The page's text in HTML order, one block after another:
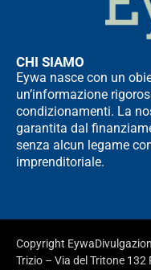
CHI SIAMO
Eywa nasce con un
un’informazione
condizionamenti. La
garantita dal
senza alcun legame
imprenditoriale.
Copyright
Trizio – Via del Tritone 132